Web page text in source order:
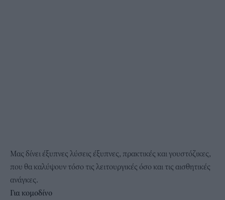
Μας δίνει έξυπνες λύσεις έξυπνες, πρακτικές και γουστόζικες,
που θα καλύψουν τόσο τις λειτουργικές όσο και τις αισθητικές
ανάγκες.
Για κομοδίνο